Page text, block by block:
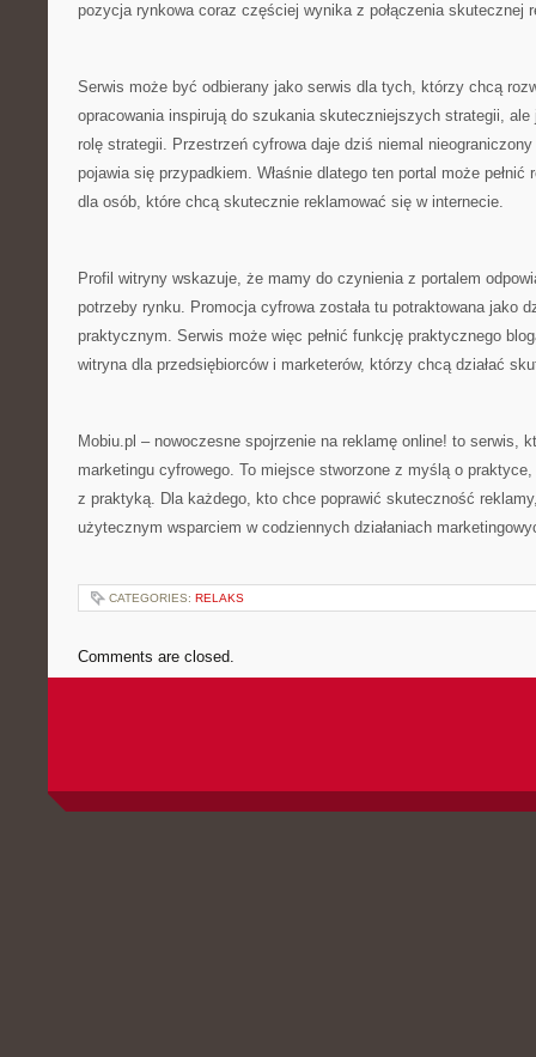
pozycja rynkowa coraz częściej wynika z połączenia skutecznej
Serwis może być odbierany jako serwis dla tych, którzy chcą
opracowania inspirują do szukania skuteczniejszych strategii, ale
rolę strategii. Przestrzeń cyfrowa daje dziś niemal
pojawia się przypadkiem. Właśnie dlatego ten portal może pełnić
dla osób, które chcą skutecznie reklamować się w internecie.
Profil witryny wskazuje, że mamy do czynienia z portalem
potrzeby rynku. Promocja cyfrowa została tu potraktowana jako
praktycznym. Serwis może więc pełnić funkcję praktycznego
witryna dla przedsiębiorców i marketerów, którzy chcą działać
Mobiu.pl – nowoczesne spojrzenie na reklamę online! to serwis,
marketingu cyfrowego. To miejsce stworzone z myślą o
z praktyką. Dla każdego, kto chce poprawić skuteczność
użytecznym wsparciem w codziennych działaniach
CATEGORIES: RELAKS
Comments are closed.